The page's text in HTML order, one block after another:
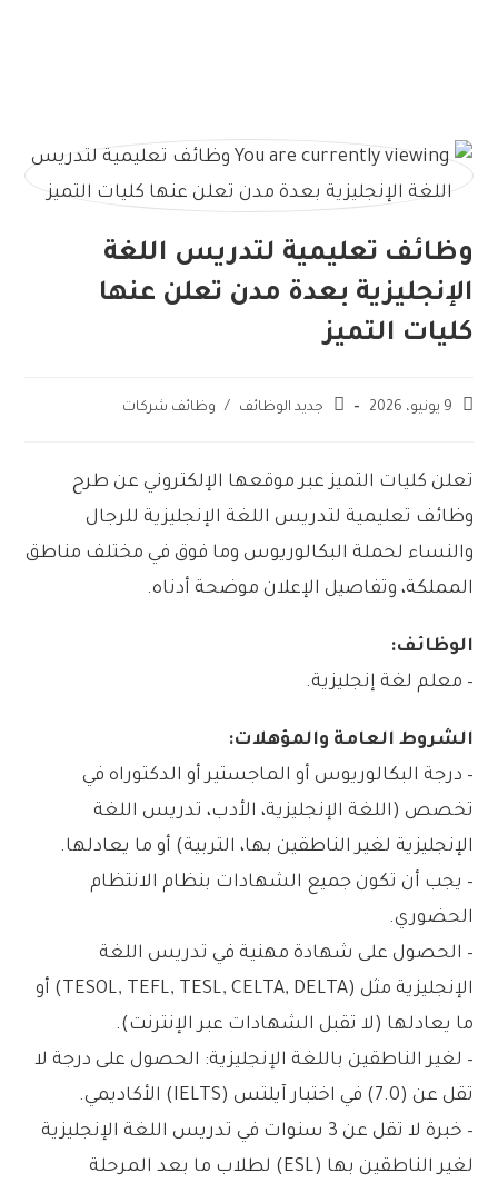
وظائف تعليمية لتدريس اللغة
الإنجليزية بعدة مدن تعلن عنها
كليات التميز
9 يونيو، 2026 جديد الوظائف / وظائف شركات
تعلن كليات التميز عبر موقعها الإلكتروني عن طرح
وظائف تعليمية لتدريس اللغة الإنجليزية للرجال
والنساء لحملة البكالوريوس وما فوق في مختلف مناطق
المملكة، وتفاصيل الإعلان موضحة أدناه.
الوظائف:
– معلم لغة إنجليزية.
الشروط العامة والمؤهلات:
– درجة البكالوريوس أو الماجستير أو الدكتوراه في
تخصص (اللغة الإنجليزية، الأدب، تدريس اللغة
الإنجليزية لغير الناطقين بها، التربية) أو ما يعادلها.
– يجب أن تكون جميع الشهادات بنظام الانتظام
الحضوري.
– الحصول على شهادة مهنية في تدريس اللغة
الإنجليزية مثل (TESOL, TEFL, TESL, CELTA, DELTA) أو
ما يعادلها (لا تقبل الشهادات عبر الإنترنت).
– لغير الناطقين باللغة الإنجليزية: الحصول على درجة لا
تقل عن (7.0) في اختبار آيلتس (IELTS) الأكاديمي.
– خبرة لا تقل عن 3 سنوات في تدريس اللغة الإنجليزية
لغير الناطقين بها (ESL) لطلاب ما بعد المرحلة